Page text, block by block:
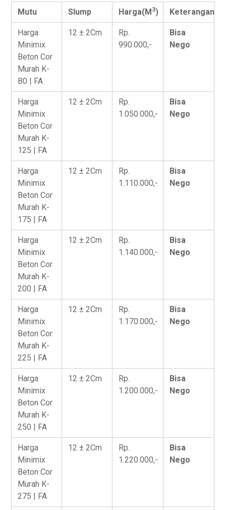
Mutu Slump Harga(M3) Keterangan
Harga
Minimix
Beton Cor
Murah K-
B0 | FA
12 ± 2Cm
Rp.
990.000,-
Bisa
Nego
Harga
Minimix
Beton Cor
Murah K-
125 | FA
12 ± 2Cm
Rp.
1.050.000,-
Bisa
Nego
Harga
Minimix
Beton Cor
Murah K-
175 | FA
12 ± 2Cm
Rp.
1.110.000,-
Bisa
Nego
Harga
Minimix
Beton Cor
Murah K-
200 | FA
12 ± 2Cm
Rp.
1.140.000,-
Bisa
Nego
Harga
Minimix
Beton Cor
Murah K-
225 | FA
12 ± 2Cm
Rp.
1.170.000,-
Bisa
Nego
Harga
Minimix
Beton Cor
Murah K-
250 | FA
12 ± 2Cm
Rp.
1.200.000,-
Bisa
Nego
Harga
Minimix
Beton Cor
Murah K-
275 | FA
12 ± 2Cm
Rp.
1.220.000,-
Bisa
Nego